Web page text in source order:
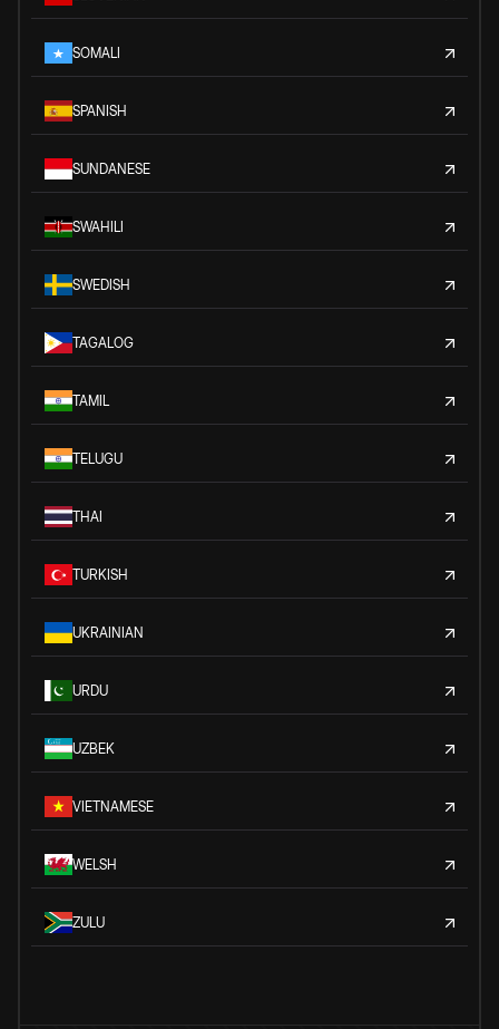
SOMALI
SPANISH
SUNDANESE
SWAHILI
SWEDISH
TAGALOG
TAMIL
TELUGU
THAI
TURKISH
UKRAINIAN
URDU
UZBEK
VIETNAMESE
WELSH
ZULU